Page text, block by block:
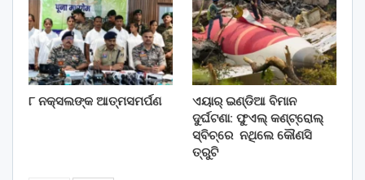
୮ ନକ୍ସଲଙ୍କ ଆତ୍ମସମର୍ପଣ
ଏୟାର୍ ଇଣ୍ଡିଆ ବିମାନ
ଦୁର୍ଘଟଣା: ଫୁଏଲ୍‌ କଣ୍ଟ୍ରୋଲ୍‌
ସ୍ବିଚ୍‌ରେ ନଥିଲେ କୌଣସି
ତ୍ରୁଟି